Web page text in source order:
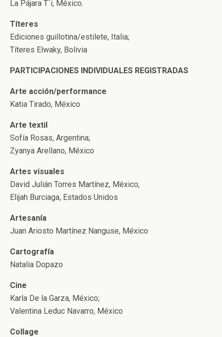
La Pájara T´i, México.
Títeres
Ediciones guillotina/estilete, Italia;
Títeres Elwaky, Bolivia
PARTICIPACIONES INDIVIDUALES REGISTRADAS
Arte acción/performance
Katia Tirado, México
Arte textil
Sofía Rosas, Argentina;
Zyanya Arellano, México
Artes visuales
David Julián Torres Martínez, México;
Elijah Burciaga, Estados Unidos
Artesanía
Juan Ariosto Martínez Nanguse, México
Cartografía
Natalia Dopazo
Cine
Karla De la Garza, México;
Valentina Leduc Navarro, México
Collage